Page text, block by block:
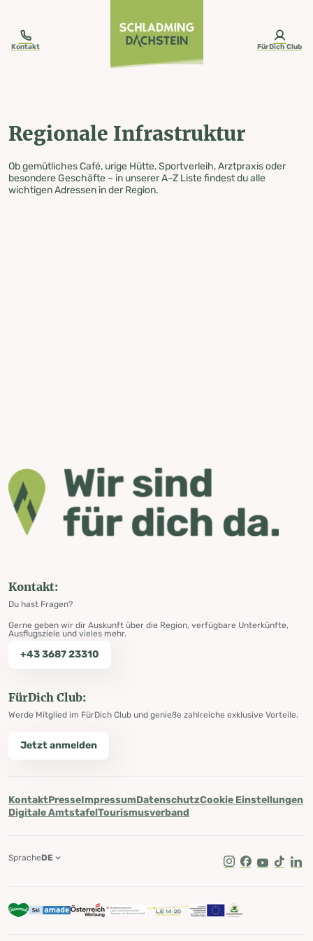
Kontakt FürDich Club
Regionale Infrastruktur
Ob gemütliches Café, urige Hütte, Sportverleih, Arztpraxis oder
besondere Geschäfte – in unserer A–Z Liste findest du alle
wichtigen Adressen in der Region.
Kontakt:
Du hast Fragen?
Gerne geben wir dir Auskunft über die Region, verfügbare Unterkünfte,
Ausflugsziele und vieles mehr.
+43 3687 23310
FürDich Club:
Werde Mitglied im FürDich Club und genieße zahlreiche exklusive Vorteile.
Jetzt anmelden
KontaktPresseImpressumDatenschutzCookie Einstellungen
Digitale AmtstafelTourismusverband
Instagram
Facebook
Youtube
Tik Tok
SpracheDE